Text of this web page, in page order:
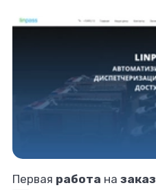
Первая работа на заказ